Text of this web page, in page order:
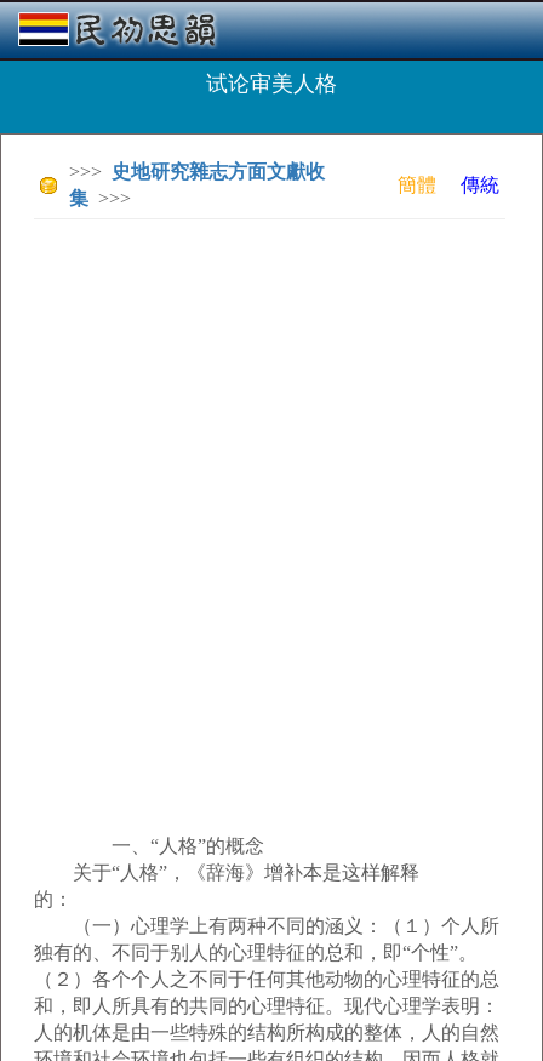
试论审美人格
>>>
史地研究雜志方面文獻收
集 >>>
簡體 傳統
一、“人格”的概念
关于“人格”，《辞海》增补本是这样解释
的：
（一）心理学上有两种不同的涵义：（１）个人所
独有的、不同于别人的心理特征的总和，即“个性”。
（２）各个个人之不同于任何其他动物的心理特征的总
和，即人所具有的共同的心理特征。现代心理学表明：
人的机体是由一些特殊的结构所构成的整体，人的自然